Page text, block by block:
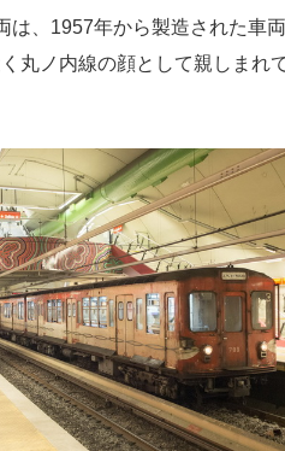
、1957年から製造された車
丸ノ内線の顔として親しまれ